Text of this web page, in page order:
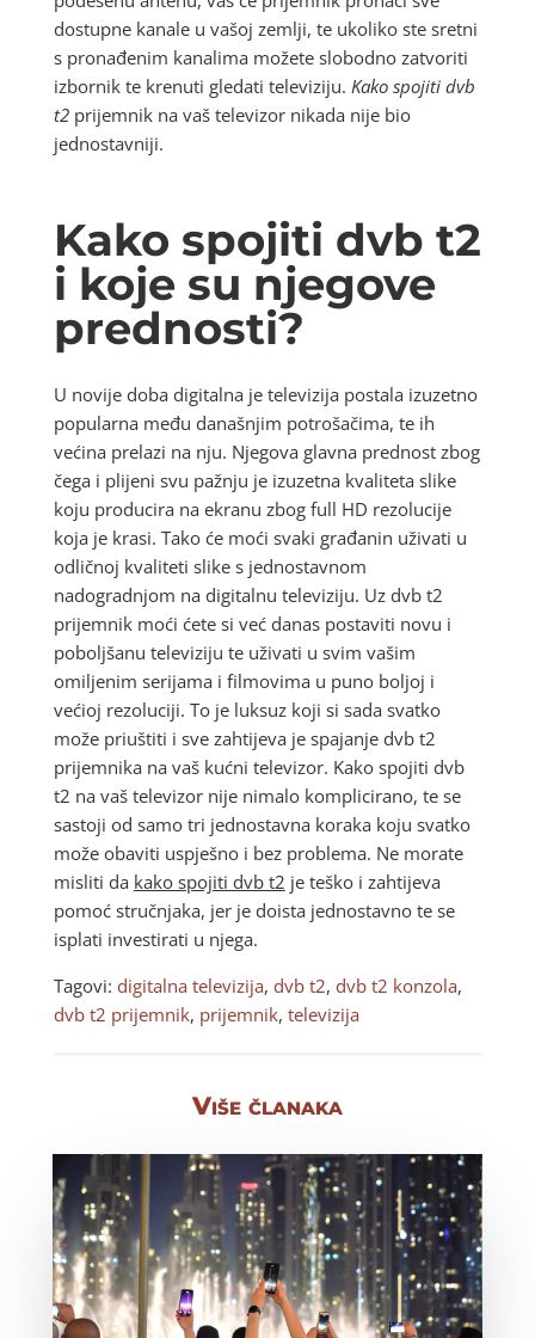
dostupne kanale u vašoj zemlji, te ukoliko ste sretni
s pronađenim kanalima možete slobodno zatvoriti
izbornik te krenuti gledati televiziju. Kako spojiti dvb
t2prijemnik na vaš televizor nikada nije bio
jednostavniji.
Kako spojiti dvb t2
i koje su njegove
prednosti?
U novije doba digitalna je televizija postala izuzetno
popularna među današnjim potrošačima, te ih
većina prelazi na nju. Njegova glavna prednost zbog
čega i plijeni svu pažnju je izuzetna kvaliteta slike
koju producira na ekranu zbog full HD rezolucije
koja je krasi. Tako će moći svaki građanin uživati u
odličnoj kvaliteti slike s jednostavnom
nadogradnjom na digitalnu televiziju. Uz dvb t2
prijemnik moći ćete si već danas postaviti novu i
poboljšanu televiziju te uživati u svim vašim
omiljenim serijama i filmovima u puno boljoj i
većioj rezoluciji. To je luksuz koji si sada svatko
može priuštiti i sve zahtijeva je spajanje dvb t2
prijemnika na vaš kućni televizor. Kako spojiti dvb
t2 na vaš televizor nije nimalo komplicirano, te se
sastoji od samo tri jednostavna koraka koju svatko
može obaviti uspješno i bez problema. Ne morate
misliti da kako spojiti dvb t2 je teško i zahtijeva
pomoć stručnjaka, jer je doista jednostavno te se
isplati investirati u njega.
Tagovi: digitalna televizija, dvb t2, dvb t2 konzola,
dvb t2 prijemnik, prijemnik, televizija
Više članaka